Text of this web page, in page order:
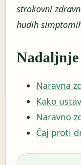
strokovni
hudih
Naravna
Kako
Naravno
Čaj proti